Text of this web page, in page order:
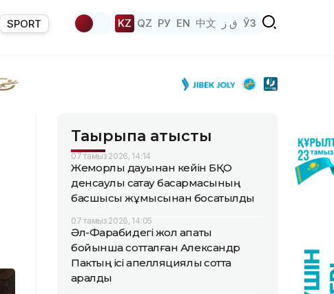
SPORT KZ QZ РУ EN 中文 ق ز ЎЗ
Тақырыпқа қатысты
07 тамыз 2026, 14:14
Жемқорлық дауынан кейін БҚО
денсаулық сақтау басқармасының
басшысы жұмысынан босатылды
07 тамыз 2026, 14:05
Әл-Фарабидегі жол апаты
бойынша сотталған Александр
Пактың ісі апелляциялық сотта
қаралды